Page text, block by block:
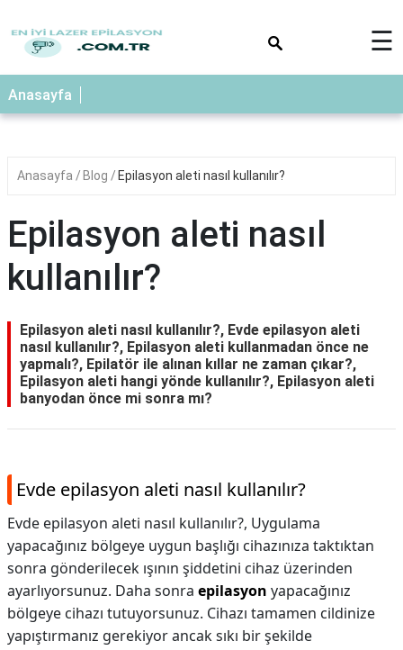
☰
Anasayfa
Anasayfa Blog Epilasyon aleti nasıl kullanılır?
Epilasyon aleti nasıl
kullanılır?
Epilasyon aleti nasıl kullanılır?, Evde epilasyon aleti
nasıl kullanılır?, Epilasyon aleti kullanmadan önce ne
yapmalı?, Epilatör ile alınan kıllar ne zaman çıkar?,
Epilasyon aleti hangi yönde kullanılır?, Epilasyon aleti
banyodan önce mi sonra mı?
Evde epilasyon aleti nasıl kullanılır?
Evde epilasyon aleti nasıl kullanılır?, Uygulama
yapacağınız bölgeye uygun başlığı cihazınıza taktıktan
sonra gönderilecek ışının şiddetini cihaz üzerinden
ayarlıyorsunuz. Daha sonra epilasyon yapacağınız
bölgeye cihazı tutuyorsunuz. Cihazı tamamen cildinize
yapıştırmanız gerekiyor ancak sıkı bir şekilde